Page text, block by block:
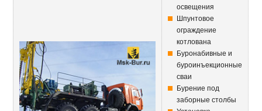
освещения
Шпунтовое
ограждение
котлована
Буронабивные и
буроинъекционные
сваи
Бурение под
заборные столбы